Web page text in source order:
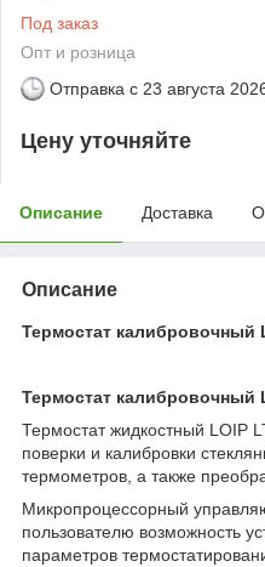
Под заказ
Опт и розница
Отправка с 23 августа
Цену уточняйте
Описание Доставка
Описание
Термостат калибровочный
Термостат калибровочный
Термостат жидкостный LOIP
поверки и калибровки
термометров, а также
Микропроцессорный
пользователю возможность
параметров